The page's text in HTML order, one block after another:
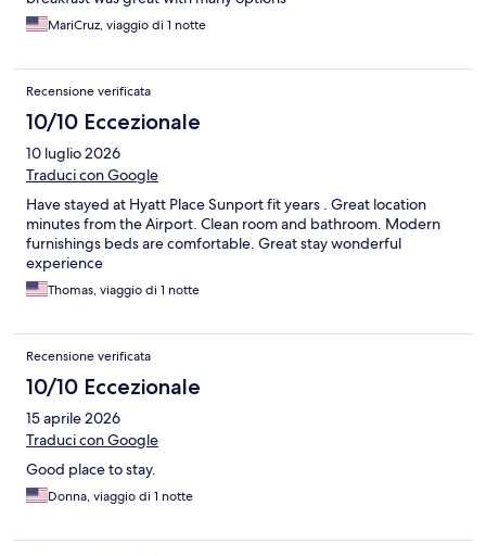
MariCruz, viaggio di 1 notte
Recensione verificata
10/10 Eccezionale
10 luglio 2026
Traduci con Google
Have stayed at Hyatt Place Sunport fit years . Great location
minutes from the Airport. Clean room and bathroom. Modern
furnishings beds are comfortable. Great stay wonderful
experience
Thomas, viaggio di 1 notte
Recensione verificata
10/10 Eccezionale
15 aprile 2026
Traduci con Google
Good place to stay.
Donna, viaggio di 1 notte